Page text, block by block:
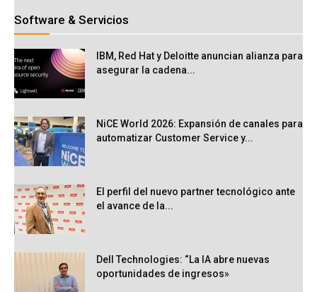
Software & Servicios
IBM, Red Hat y Deloitte anuncian alianza para
asegurar la cadena...
NiCE World 2026: Expansión de canales para
automatizar Customer Service y...
El perfil del nuevo partner tecnológico ante
el avance de la...
Dell Technologies: “La IA abre nuevas
oportunidades de ingresos»